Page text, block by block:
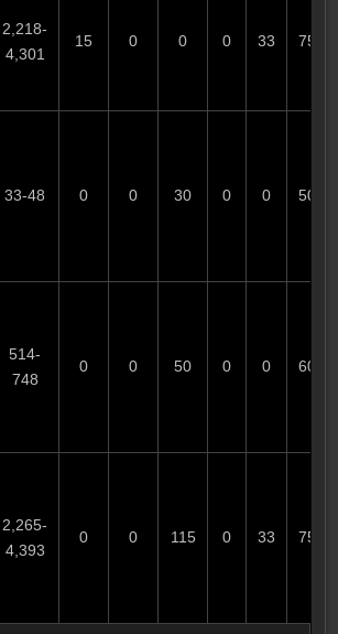
2,218-
4,301
15 0 0 0 33 75
33-48 0 0 30 0 0 50
514-
748
0 0 50 0 0 60
2,265-
4,393
0 0 115 0 33 75